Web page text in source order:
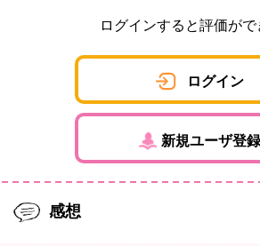
ログインすると評価がで
ログイン
新規ユーザ登録
感想